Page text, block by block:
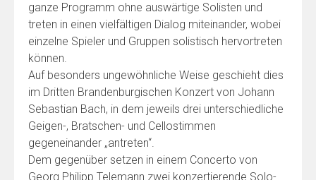
ganze Programm ohne auswärtige Solisten und
treten in einen vielfältigen Dialog miteinander, wobei
einzelne Spieler und Gruppen solistisch hervortreten
können.
Auf besonders ungewöhnliche Weise geschieht dies
im Dritten Brandenburgischen Konzert von Johann
Sebastian Bach, in dem jeweils drei unterschiedliche
Geigen-, Bratschen- und Cellostimmen
gegeneinander „antreten“.
Dem gegenüber setzen in einem Concerto von
Georg Philipp Telemann zwei konzertierende Solo-